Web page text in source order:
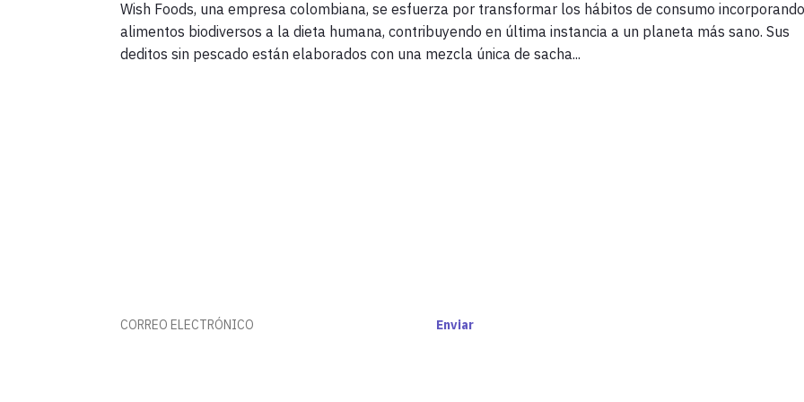
Wish Foods, una empresa colombiana, se esfuerza por transformar los hábitos de consumo incorporando
alimentos biodiversos a la dieta humana, contribuyendo en última instancia a un planeta más sano. Sus
deditos sin pescado están elaborados con una mezcla única de sacha...
Enviar